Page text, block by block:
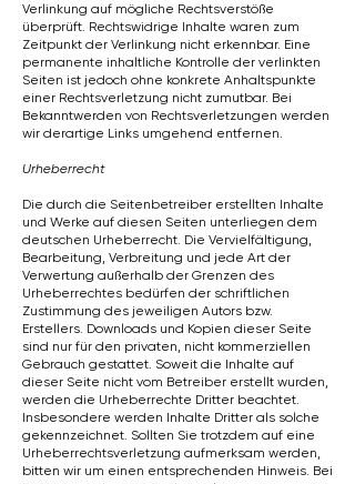
Verlinkung auf mögliche Rechtsverstöße
überprüft. Rechtswidrige Inhalte waren zum
Zeitpunkt der Verlinkung nicht erkennbar. Eine
permanente inhaltliche Kontrolle der verlinkten
Seiten ist jedoch ohne konkrete Anhaltspunkte
einer Rechtsverletzung nicht zumutbar. Bei
Bekanntwerden von Rechtsverletzungen werden
wir derartige Links umgehend entfernen.
Urheberrecht
Die durch die Seitenbetreiber erstellten Inhalte
und Werke auf diesen Seiten unterliegen dem
deutschen Urheberrecht. Die Vervielfältigung,
Bearbeitung, Verbreitung und jede Art der
Verwertung außerhalb der Grenzen des
Urheberrechtes bedürfen der schriftlichen
Zustimmung des jeweiligen Autors bzw.
Erstellers. Downloads und Kopien dieser Seite
sind nur für den privaten, nicht kommerziellen
Gebrauch gestattet. Soweit die Inhalte auf
dieser Seite nicht vom Betreiber erstellt wurden,
werden die Urheberrechte Dritter beachtet.
Insbesondere werden Inhalte Dritter als solche
gekennzeichnet. Sollten Sie trotzdem auf eine
Urheberrechtsverletzung aufmerksam werden,
bitten wir um einen entsprechenden Hinweis. Bei